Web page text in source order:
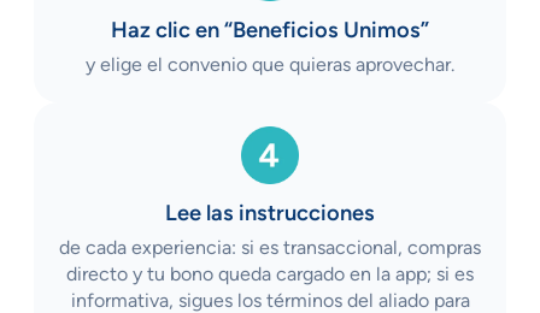
Haz clic en “Beneficios Unimos”
y elige el convenio que quieras aprovechar.
Lee las instrucciones
de cada experiencia: si es transaccional, compras
directo y tu bono queda cargado en la app; si es
informativa, sigues los términos del aliado para